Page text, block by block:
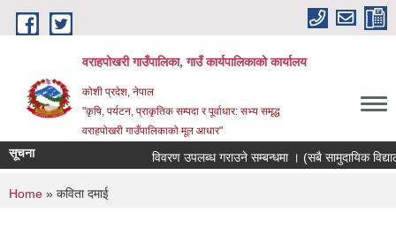
Skip to main content
वराहपोखरी गाउँपालिका, गाउँ कार्यपालिकाको कार्यालय
कोशी प्रदेश, नेपाल
"कृषि, पर्यटन, प्राकृतिक सम्पदा र पूर्वाधार: सभ्य समृद्ध
वराहपोखरी गाउँपालिकाको मूल आधार"
सूचना विवरण उपलब्ध गराउने सम्बन्धमा । (सबै सामुदायिक
You are here
Home » कविता दमाई